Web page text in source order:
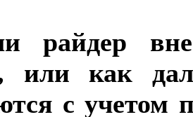
райдер
или как
с учетом